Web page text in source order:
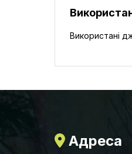
Використані
Адреса